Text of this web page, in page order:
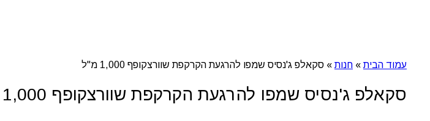
עמוד הבית » חנות » סקאלפ ג'נסיס שמפו להרגעת הקרקפת שוורצקופף 1,000 מ"ל
סקאלפ ג'נסיס שמפו להרגעת הקרקפת שוורצקופף 1,000 מ"ל